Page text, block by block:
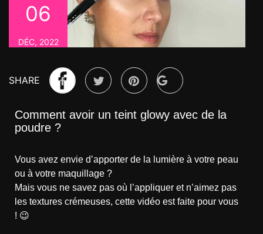
06
DÉC, 2022
SHARE
Comment avoir un teint glowy avec de la
poudre ?
Vous avez envie d’apporter de la lumière à votre peau
ou à votre maquillage ?
Mais vous ne savez pas où l’appliquer et n’aimez pas
les textures crémeuses, cette vidéo est faite pour vous
! 😉